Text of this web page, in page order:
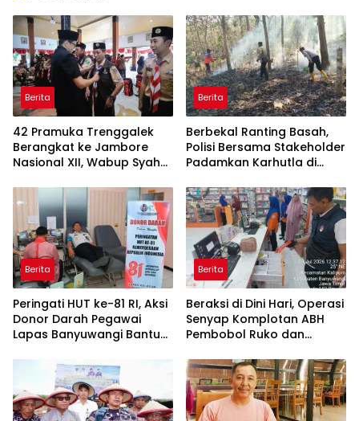
Berita
42 Pramuka Trenggalek
Berangkat ke Jambore
Nasional XII, Wabup Syah
Daerah
Berita
Berbekal Ranting Basah,
Polisi Bersama Stakeholder
Padamkan Karhutla di
Trenggalek
Berita
Peringati HUT ke-81 RI, Aksi
Donor Darah Pegawai
Lapas Banyuwangi Bantu
Berita
Beraksi di Dini Hari, Operasi
Senyap Komplotan ABH
Pembobol Ruko dan
Macan Blambangan